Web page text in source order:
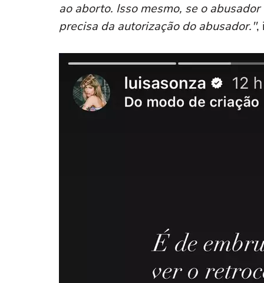
ao aborto. Isso mesmo, se o
precisa da autorização do abusador.",